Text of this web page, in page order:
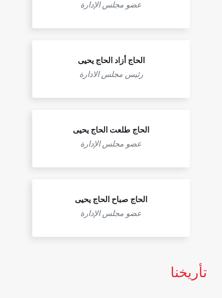
عضو مجلس الإدارة
الحاج أزاد الحاج يحيى
رئيس مجلس الادارة
الحاج طلعت الحاج يحيى
عضو مجلس الإدارة
الحاج صباح الحاج يحيى
عضو مجلس الإدارة
تأريخنا